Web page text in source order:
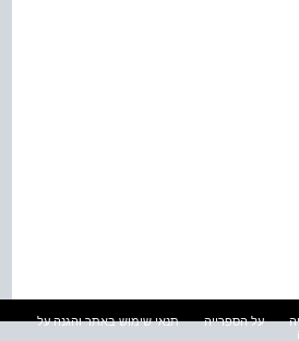
על הספרייה
תנאי שימוש באתר והגנה על